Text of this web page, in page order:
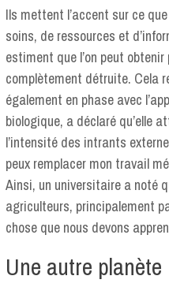
Ils mettent l’accent sur ce
soins, de ressources et
estiment que l’on peut
complètement détruite. Cela
également en phase avec
biologique, a déclaré qu’elle
l’intensité des intrants
peux remplacer mon travail
Ainsi, un universitaire a noté
agriculteurs, principalement
chose que nous devons
Une autre planète